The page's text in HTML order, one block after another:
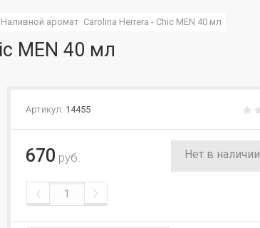
Наливной аромат  Carolina Herrera - Chic MEN 40 мл
MEN 40 мл
Артикул: 14455
670 руб. Нет в наличии